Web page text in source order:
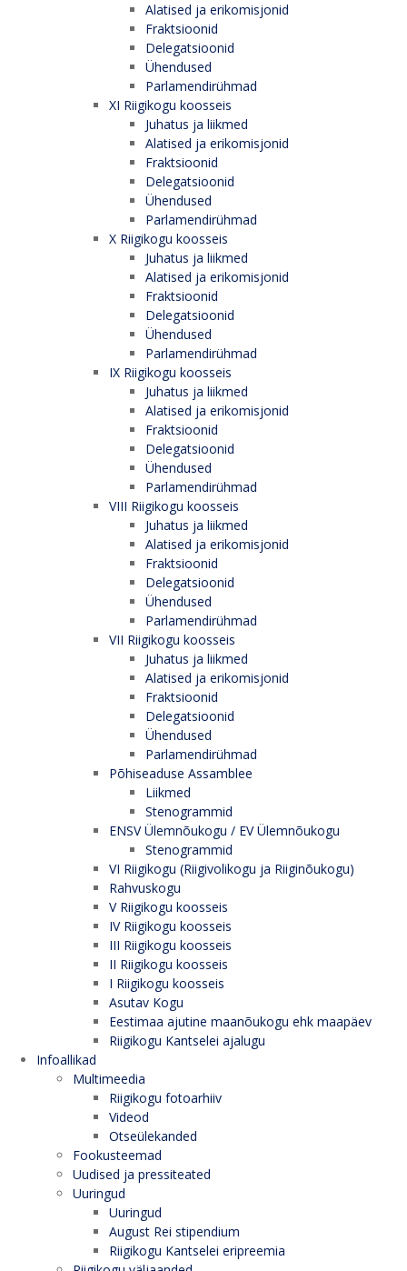
Alatised ja erikomisjonid
Fraktsioonid
Delegatsioonid
Ühendused
Parlamendirühmad
XI Riigikogu koosseis
Juhatus ja liikmed
Alatised ja erikomisjonid
Fraktsioonid
Delegatsioonid
Ühendused
Parlamendirühmad
X Riigikogu koosseis
Juhatus ja liikmed
Alatised ja erikomisjonid
Fraktsioonid
Delegatsioonid
Ühendused
Parlamendirühmad
IX Riigikogu koosseis
Juhatus ja liikmed
Alatised ja erikomisjonid
Fraktsioonid
Delegatsioonid
Ühendused
Parlamendirühmad
VIII Riigikogu koosseis
Juhatus ja liikmed
Alatised ja erikomisjonid
Fraktsioonid
Delegatsioonid
Ühendused
Parlamendirühmad
VII Riigikogu koosseis
Juhatus ja liikmed
Alatised ja erikomisjonid
Fraktsioonid
Delegatsioonid
Ühendused
Parlamendirühmad
Põhiseaduse Assamblee
Liikmed
Stenogrammid
ENSV Ülemnõukogu / EV Ülemnõukogu
Stenogrammid
VI Riigikogu (Riigivolikogu ja Riiginõukogu)
Rahvuskogu
V Riigikogu koosseis
IV Riigikogu koosseis
III Riigikogu koosseis
II Riigikogu koosseis
I Riigikogu koosseis
Asutav Kogu
Eestimaa ajutine maanõukogu ehk maapäev
Riigikogu Kantselei ajalugu
Infoallikad
Multimeedia
Riigikogu fotoarhiiv
Videod
Otseülekanded
Fookusteemad
Uudised ja pressiteated
Uuringud
Uuringud
August Rei stipendium
Riigikogu Kantselei eripreemia